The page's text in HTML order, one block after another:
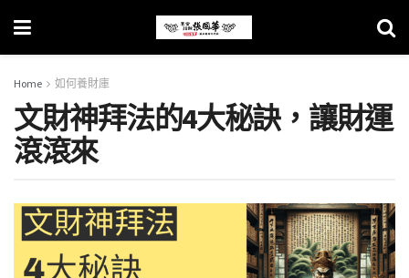
Home 如何養財庫
文財神拜法的4大秘訣，讓財運
滾滾來